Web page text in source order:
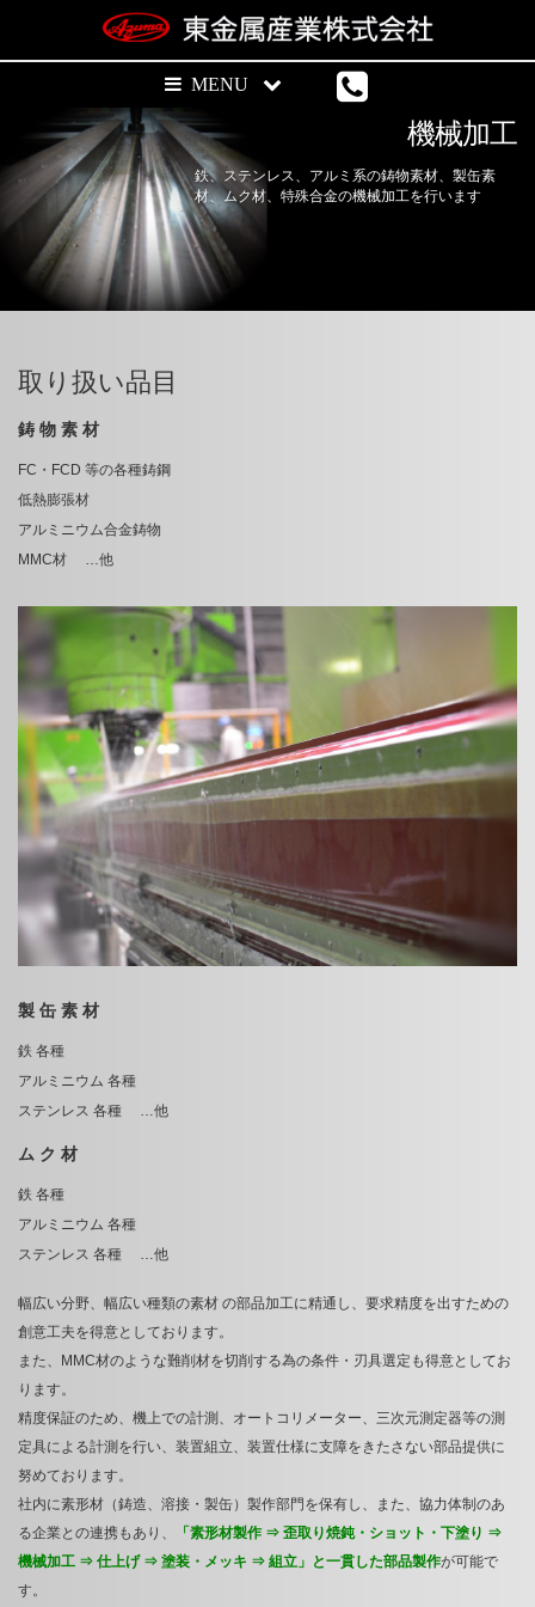
機械加工
鉄、ステンレス、アルミ系の鋳物素材、製缶素
材、ムク材、特殊合金の機械加工を行います
取り扱い品目
鋳 物 素 材
FC・FCD 等の各種鋳鋼
低熱膨張材
アルミニウム合金鋳物
MMC材 …他
製 缶 素 材
鉄 各種
アルミニウム 各種
ステンレス 各種 …他
ム ク 材
鉄 各種
アルミニウム 各種
ステンレス 各種 …他
幅広い分野、幅広い種類の素材 の部品加工に精通し、要求精度を出すための
創意工夫を得意としております。
また、MMC材のような難削材を切削する為の条件・刃具選定も得意としてお
ります。
精度保証のため、機上での計測、オートコリメーター、三次元測定器等の測
定具による計測を行い、装置組立、装置仕様に支障をきたさない部品提供に
努めております。
社内に素形材（鋳造、溶接・製缶）製作部門を保有し、また、協力体制のあ
る企業との連携もあり、
「素形材製作 ⇒ 歪取り焼鈍・ショット・下塗り ⇒
機械加工 ⇒ 仕上げ ⇒ 塗装・メッキ ⇒ 組立」と一貫した部品製作が可能で
す。